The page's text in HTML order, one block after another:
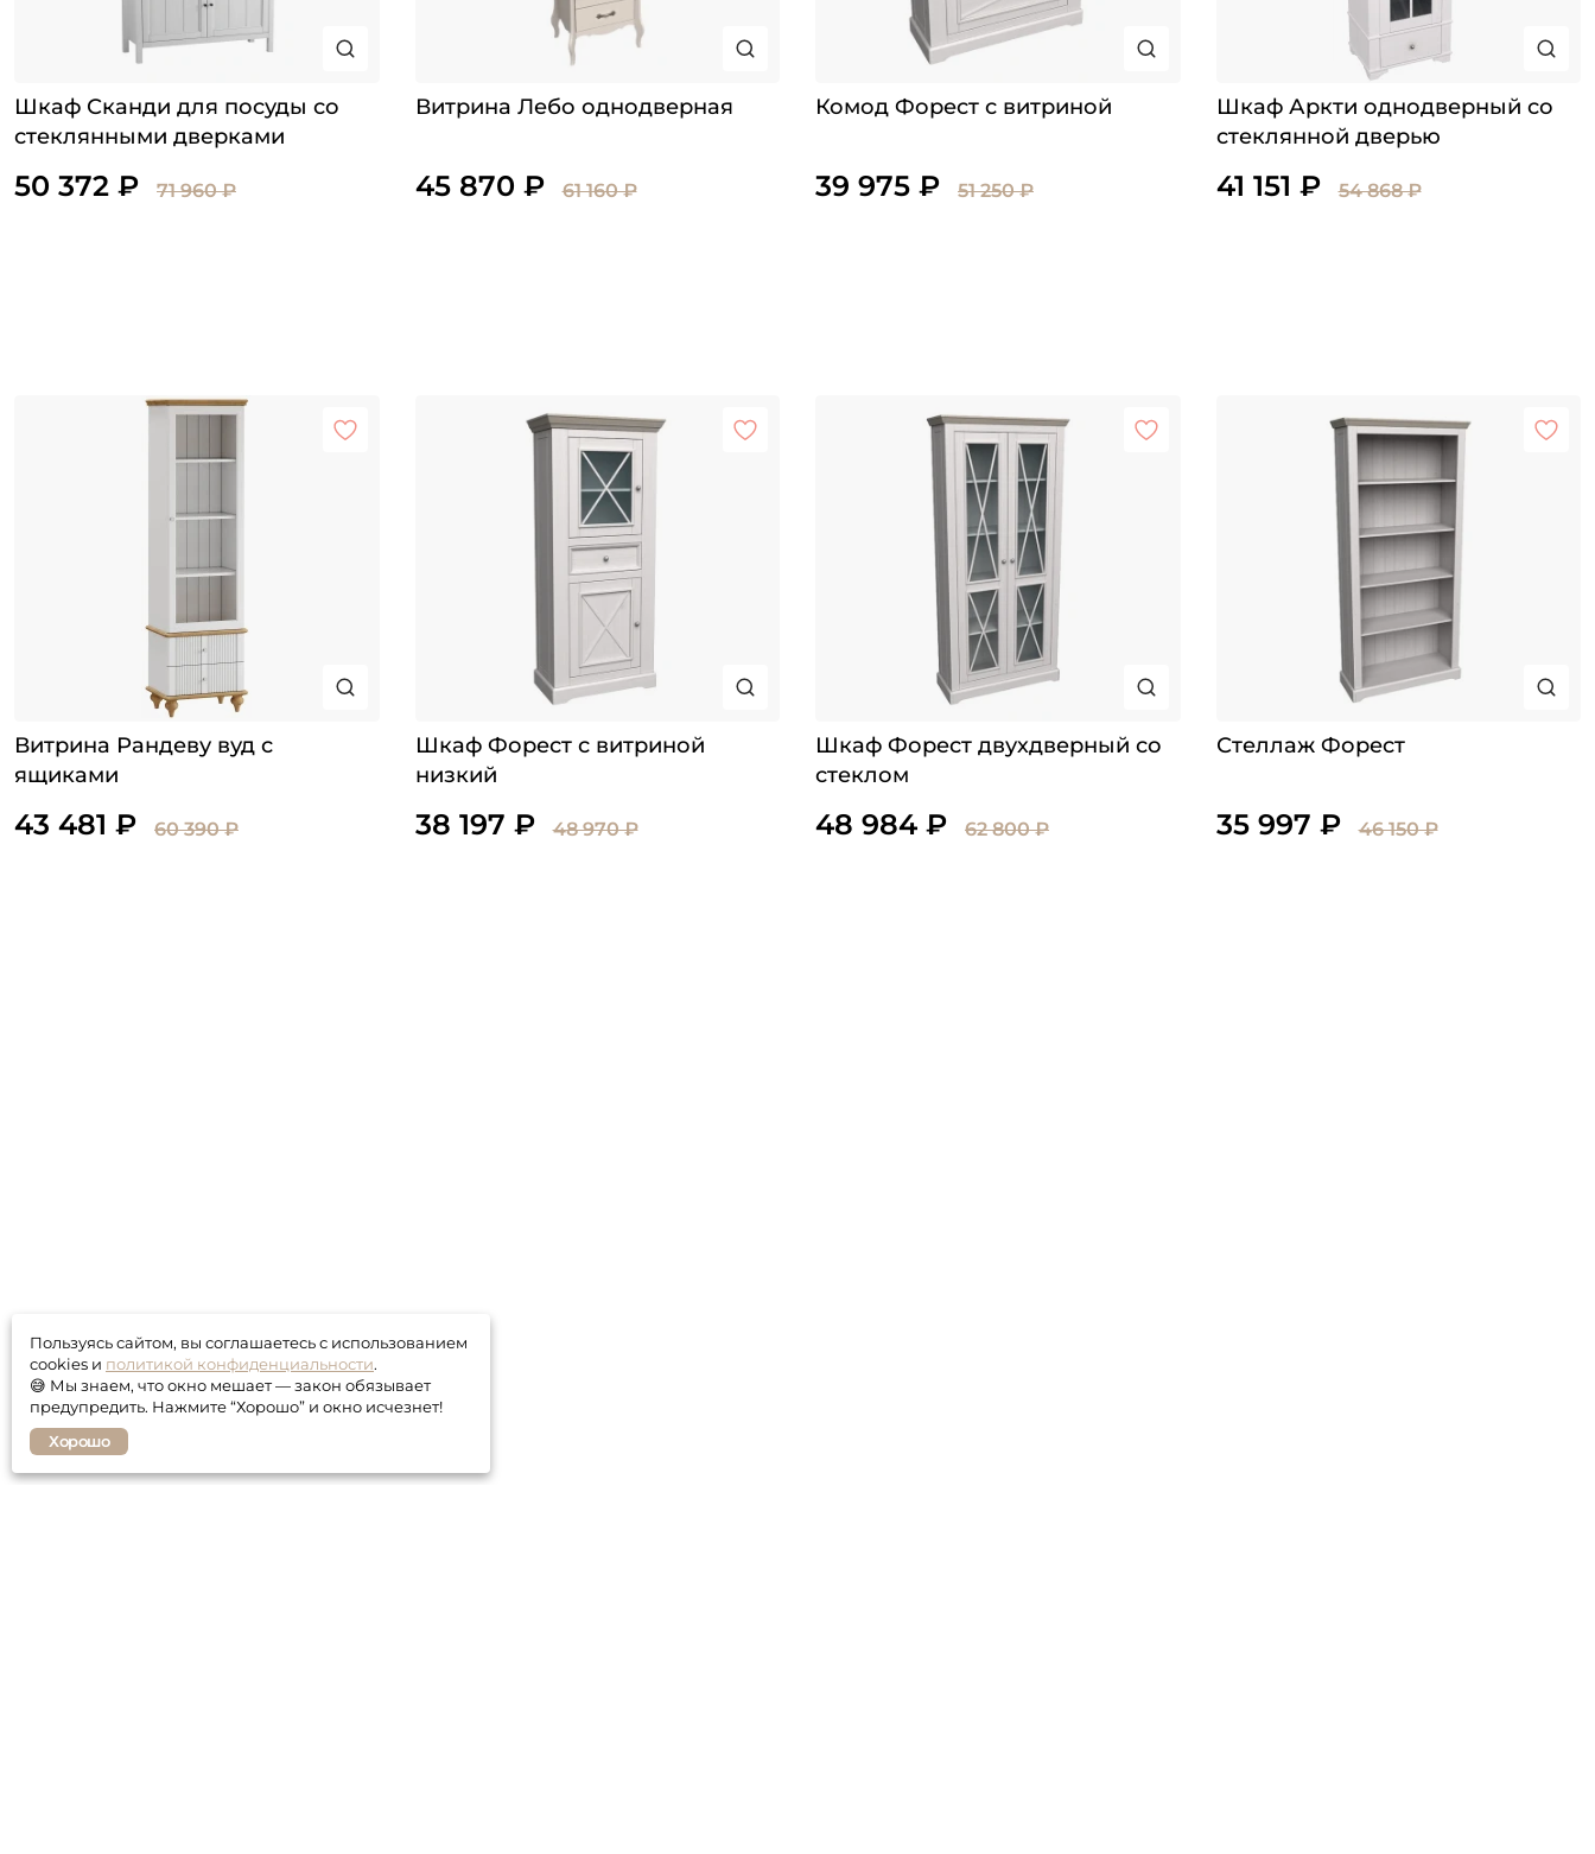
Шкаф Сканди для посуды со
стеклянными дверками
50 372 ₽ 71 960 ₽
Витрина Лебо однодверная
45 870 ₽ 61 160 ₽
Комод Форест с витриной
39 975 ₽ 51 250 ₽
Шкаф Аркти однодверный со
стеклянной дверью
41 151 ₽ 54 868 ₽
Витрина Рандеву вуд с
ящиками
43 481 ₽ 60 390 ₽
Шкаф Форест с витриной
низкий
38 197 ₽ 48 970 ₽
Шкаф Форест двухдверный со
стеклом
48 984 ₽ 62 800 ₽
Стеллаж Форест
35 997 ₽ 46 150 ₽
Пользуясь сайтом, вы соглашаетесь с использованием
cookies и политикой конфиденциальности.
😅 Мы знаем, что окно мешает — закон обязывает
предупредить. Нажмите “Хорошо” и окно исчезнет!
Хорошо